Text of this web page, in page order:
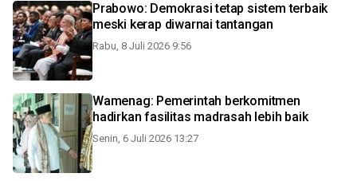
Prabowo: Demokrasi tetap sistem terbaik
meski kerap diwarnai tantangan
Rabu, 8 Juli 2026 9:56
Wamenag: Pemerintah berkomitmen
hadirkan fasilitas madrasah lebih baik
Senin, 6 Juli 2026 13:27